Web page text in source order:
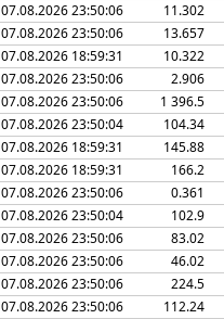
07.08.2026 23:50:06
11.302
07.08.2026 23:50:06
13.657
07.08.2026 18:59:31
10.322
07.08.2026 23:50:06
2.906
07.08.2026 23:50:06
1 396.5
07.08.2026 23:50:04
104.34
07.08.2026 18:59:31
145.88
07.08.2026 18:59:31
166.2
07.08.2026 23:50:06
0.361
07.08.2026 23:50:04
102.9
07.08.2026 23:50:06
83.02
07.08.2026 23:50:06
46.02
07.08.2026 23:50:06
224.5
07.08.2026 23:50:06
112.24